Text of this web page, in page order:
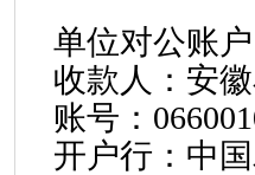
单位对公账
收款人：安
账号：
开户行：中